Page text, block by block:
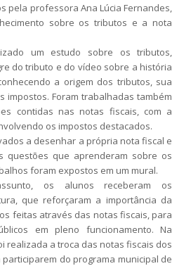
pela professora Ana Lúcia Fernandes,
sobre os tributos e a nota
um estudo sobre os tributos,
do tributo e do vídeo sobre a história
a origem dos tributos, sua
impostos. Foram trabalhadas também
contidas nas notas fiscais, com a
os impostos destacados.
a desenhar a própria nota fiscal e
questões que aprenderam sobre os
foram expostos em um mural.
os alunos receberam os
que reforçaram a importância da
feitas através das notas fiscais, para
em pleno funcionamento. Na
realizada a troca das notas fiscais dos
do programa municipal de